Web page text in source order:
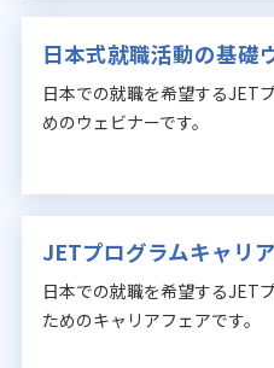
日本式就職活動の基礎
日本での就職を希望するJET
めのウェビナーです。
JETプログラムキャリ
日本での就職を希望するJET
ためのキャリアフェアです。